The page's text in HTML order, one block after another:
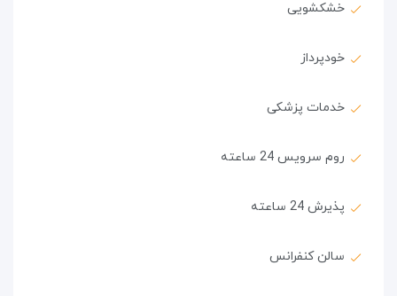
خشکشویی
خودپرداز
خدمات پزشکی
روم سرویس 24 ساعته
پذیرش 24 ساعته
سالن کنفرانس